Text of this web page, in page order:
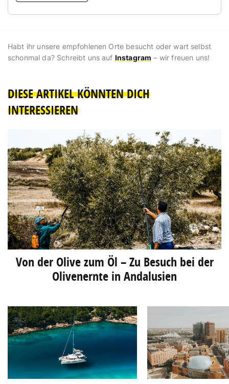
Habt ihr unsere empfohlenen Orte besucht oder wart selbst
schonmal da? Schreibt uns auf Instagram – wir freuen uns!
DIESE ARTIKEL KÖNNTEN DICH
INTERESSIEREN
Von der Olive zum Öl – Zu Besuch bei der
Olivenernte in Andalusien